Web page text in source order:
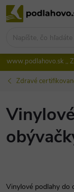
Prejsť
na
www.podlahovo.sk ,,
Zdravé
Vinylové podlahy do